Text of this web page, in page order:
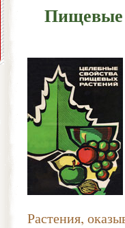
Пищевые
Растения,